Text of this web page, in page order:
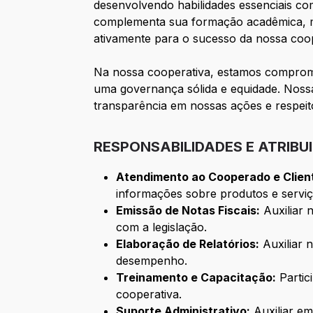
desenvolvendo habilidades essenciais
complementa sua formação
ativamente para o sucesso da nossa
Na nossa cooperativa, estamos
uma governança sólida e equidade.
transparência em nossas ações e
RESPONSABILIDADES E
Atendimento ao Cooperado e
informações sobre produtos e
Emissão de Notas Fiscais: Auxiliar
com a legislação.
Elaboração de Relatórios: Auxiliar
desempenho.
Treinamento e Capacitação:
cooperativa.